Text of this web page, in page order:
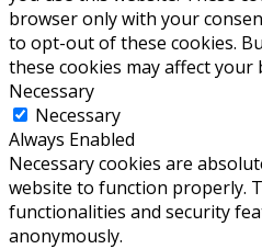
browser only with your
to opt-out of these cookies.
these cookies may affect your
Necessary
Necessary
Always Enabled
Necessary cookies are
website to function properly.
functionalities and security
anonymously.